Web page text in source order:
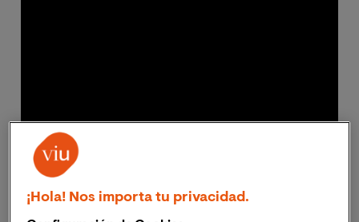
¡Hola! Nos importa tu privacidad.